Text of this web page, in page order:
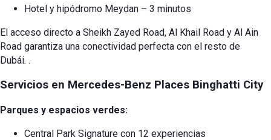
Hotel y hipódromo Meydan – 3 minutos
El acceso directo a Sheikh Zayed Road, Al Khail Road y Al Ain
Road garantiza una conectividad perfecta con el resto de
Dubái. .
Servicios en Mercedes-Benz Places Binghatti City
Parques y espacios verdes:
Central Park Signature con 12 experiencias